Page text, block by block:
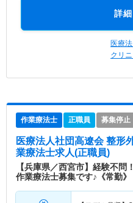
詳
医療
クリ
作業療法士 正職員 募集停止
医療法人社団高遼会 整形
業療法士求人(正職員)
【兵庫県／西宮市】経験不
作業療法士募集です♪《常勤》